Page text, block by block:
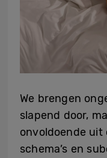
We brengen
slapend door,
onvoldoende uit
schema’s en